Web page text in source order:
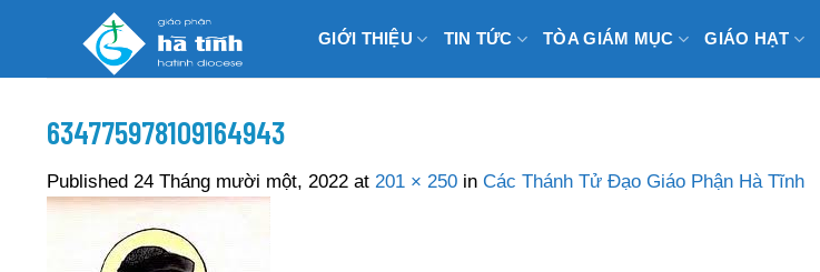
GIỚI THIỆU TIN TỨC TÒA GIÁM MỤC GIÁO HẠT
634775978109164943
Published 24 Tháng mười một, 2022 at 201 × 250 in Các Thánh Tử Đạo Giáo Phận Hà Tĩnh